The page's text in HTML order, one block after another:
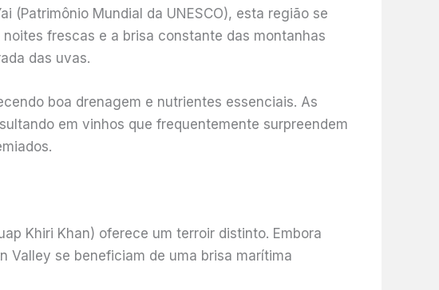
(Patrimônio Mundial da UNESCO), esta região se
frescas e a brisa constante das montanhas
das uvas.
boa drenagem e nutrientes essenciais. As
em vinhos que frequentemente surpreendem
Khiri Khan) oferece um terroir distinto. Embora
Valley se beneficiam de uma brisa marítima